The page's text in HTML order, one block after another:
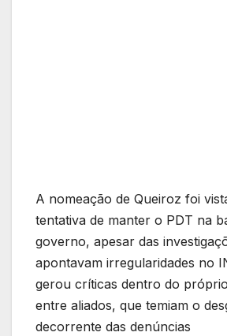
A nomeação de Queiroz foi
tentativa de manter o PDT na
governo, apesar das
apontavam irregularidades no
gerou críticas dentro do
entre aliados, que temiam o
decorrente das denúncias